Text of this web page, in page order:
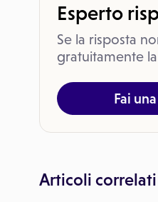
Esperto
Se la risposta
gratuitamente
Fai
Articoli correlati